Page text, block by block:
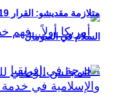
السلام في الصومال